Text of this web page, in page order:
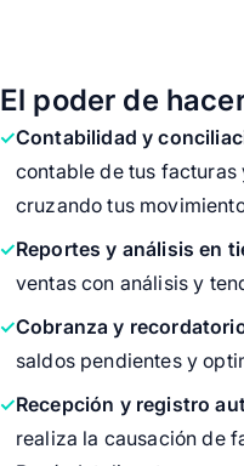
El poder de
Contabilidad y
contable de tus
cruzando tus
Reportes y análisis en
ventas con análisis y
Cobranza y
saldos pendientes y
Recepción y registro
realiza la causación de